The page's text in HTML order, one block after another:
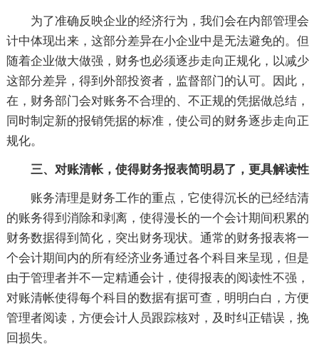
为了准确反映企业的经济行为，我们会在内部管理会
计中体现出来，这部分差异在小企业中是无法避免的。但
随着企业做大做强，财务也必须逐步走向正规化，以减少
这部分差异，得到外部投资者，监督部门的认可。因此，
在，财务部门会对账务不合理的、不正规的凭据做总结，
同时制定新的报销凭据的标准，使公司的财务逐步走向正
规化。
三、对账清帐，使得财务报表简明易了，更具解读性
账务清理是财务工作的重点，它使得沉长的已经结清
的账务得到消除和剥离，使得漫长的一个会计期间积累的
财务数据得到简化，突出财务现状。通常的财务报表将一
个会计期间内的所有经济业务通过各个科目来呈现，但是
由于管理者并不一定精通会计，使得报表的阅读性不强，
对账清帐使得每个科目的数据有据可查，明明白白，方便
管理者阅读，方便会计人员跟踪核对，及时纠正错误，挽
回损失。